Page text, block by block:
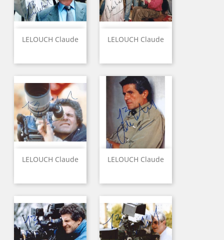
LELOUCH Claude LELOUCH Claude
LELOUCH Claude LELOUCH Claude